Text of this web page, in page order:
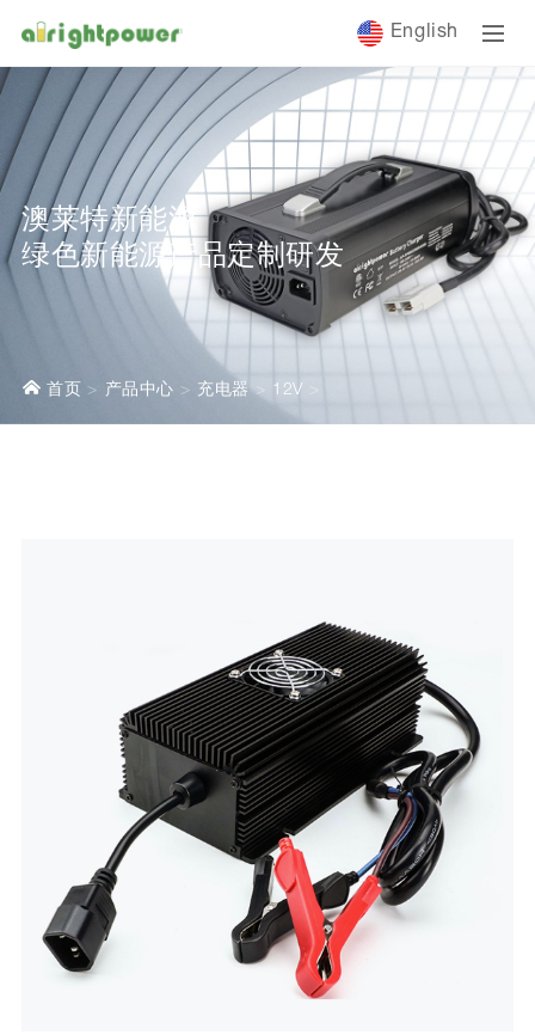
English
澳莱特新能源
绿色新能源产品定制研发
首页 产品中心 充电器 12V